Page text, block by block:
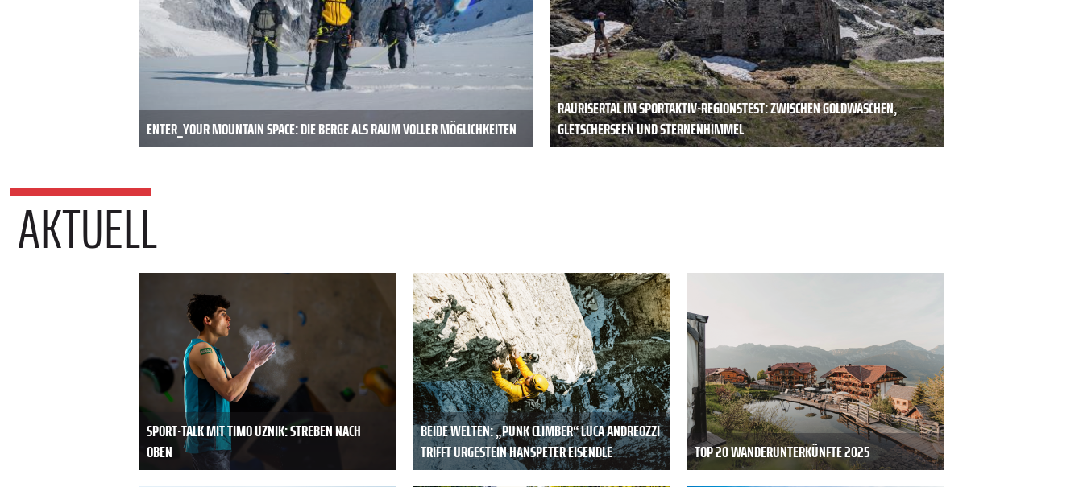
ENTER_YOUR MOUNTAIN SPACE: DIE BERGE ALS RAUM VOLLER MÖGLICHKEITEN
RAURISERTAL IM SPORTAKTIV-REGIONSTEST: ZWISCHEN GOLDWASCHEN,
GLETSCHERSEEN UND STERNENHIMMEL
AKTUELL
SPORT-TALK MIT TIMO UZNIK: STREBEN NACH
OBEN
BEIDE WELTEN: „PUNK CLIMBER“ LUCA ANDREOZZI
TRIFFT URGESTEIN HANSPETER EISENDLE
TOP 20 WANDERUNTERKÜNFTE 2025